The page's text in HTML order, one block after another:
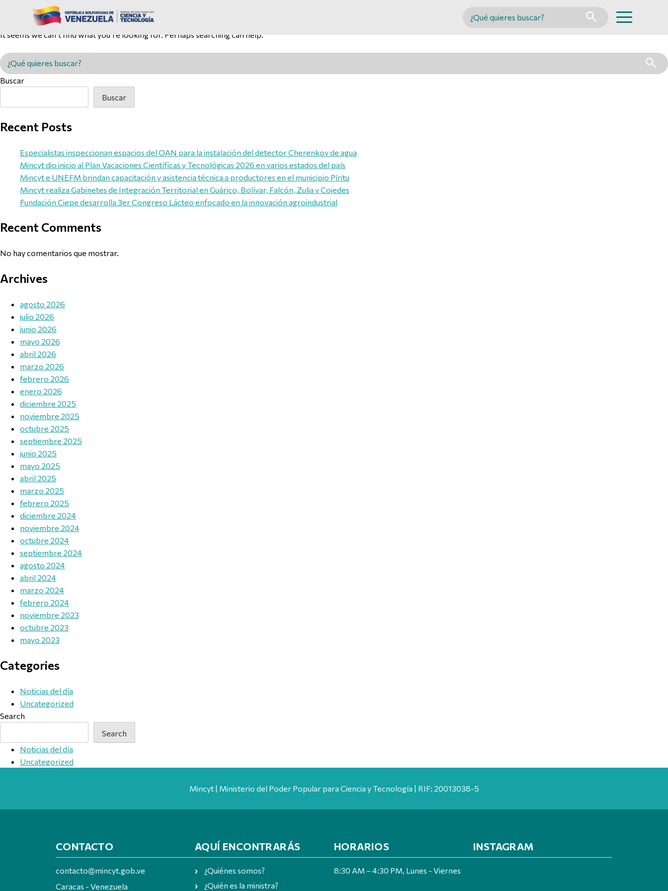
Buscar en MINCYT
Nothing Found
It seems we can’t find what you’re looking for. Perhaps searching can help.
Buscar en MINCYT
Buscar
Buscar
Recent Posts
Especialistas inspeccionan espacios del OAN para la instalación del detector Cherenkov de agua
Mincyt dio inicio al Plan Vacaciones Científicas y Tecnológicas 2026 en varios estados del país
Mincyt e UNEFM brindan capacitación y asistencia técnica a productores en el municipio Píritu
Mincyt realiza Gabinetes de Integración Territorial en Guárico, Bolívar, Falcón, Zulia y Cojedes
Fundación Ciepe desarrolla 3er Congreso Lácteo enfocado en la innovación agroindustrial
Recent Comments
No hay comentarios que mostrar.
Archives
agosto 2026
julio 2026
junio 2026
mayo 2026
abril 2026
marzo 2026
febrero 2026
enero 2026
diciembre 2025
noviembre 2025
octubre 2025
septiembre 2025
junio 2025
mayo 2025
abril 2025
marzo 2025
febrero 2025
diciembre 2024
noviembre 2024
octubre 2024
septiembre 2024
agosto 2024
abril 2024
marzo 2024
febrero 2024
noviembre 2023
octubre 2023
mayo 2023
Categories
Noticias del día
Uncategorized
Search
Search
Noticias del día
Uncategorized
Mincyt | Ministerio del Poder Popular para Ciencia y Tecnología | RIF: 20013038-5
CONTACTO
contacto@mincyt.gob.ve
Caracas - Venezuela
AQUÍ ENCONTRARÁS
¿Quiénes somos?
¿Quién es la ministra?
HORARIOS
8:30 AM – 4:30 PM, Lunes - Viernes
INSTAGRAM